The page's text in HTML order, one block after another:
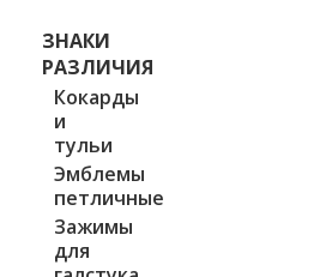
ЗНАКИ
РАЗЛИЧИЯ
Кокарды
и
тульи
Эмблемы
петличные
Зажимы
для